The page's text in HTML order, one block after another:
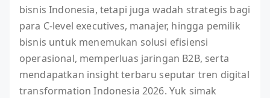
bisnis Indonesia, tetapi juga wadah strategis bagi
para C-level executives, manajer, hingga pemilik
bisnis untuk menemukan solusi efisiensi
operasional, memperluas jaringan B2B, serta
mendapatkan insight terbaru seputar tren digital
transformation Indonesia 2026. Yuk simak